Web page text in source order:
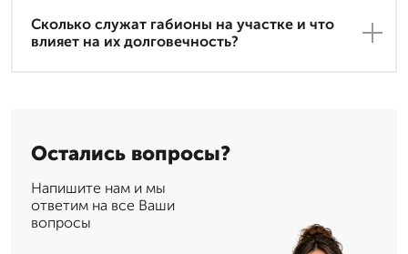
Сколько служат габионы на участке и что
влияет на их долговечность?
Остались вопросы?
Напишите нам и мы
ответим на все Ваши
вопросы